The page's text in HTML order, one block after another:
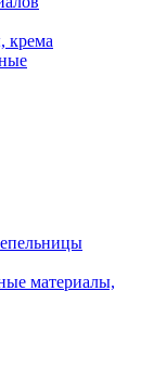
крема
материалы,